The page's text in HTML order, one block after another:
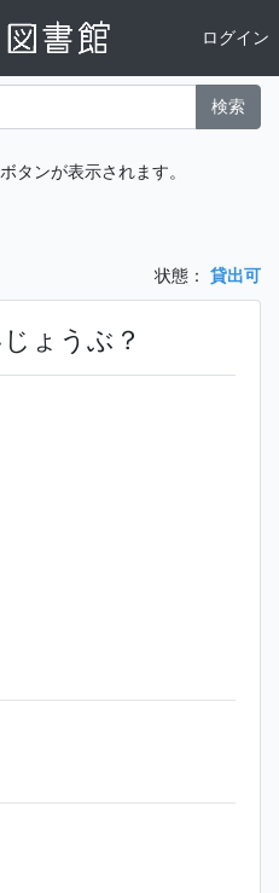
ログイン
検索
タンが表示されます。
状態： 貸出可
ょうぶ？